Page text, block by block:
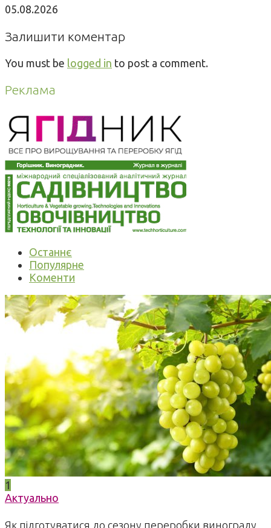
05.08.2026
Залишити коментар
You must be logged in to post a comment.
Реклама
Останнє
Популярне
Коменти
1
Актуально
Як підготуватися до сезону переробки винограду